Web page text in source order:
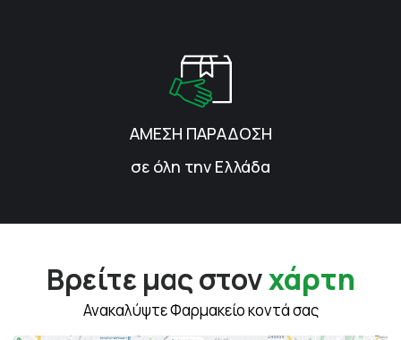
ΑΜΕΣΗ ΠΑΡΑΔΟΣΗ
σε όλη την Ελλάδα
Βρείτε μας στονχάρτη
Ανακαλύψτε Φαρμακείο κοντά σας